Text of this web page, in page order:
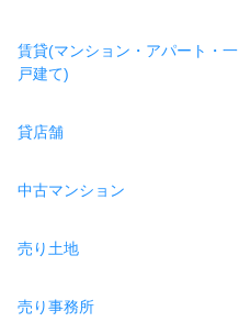
賃貸(マンション・アパート・一
戸建て)
貸店舗
中古マンション
売り土地
売り事務所